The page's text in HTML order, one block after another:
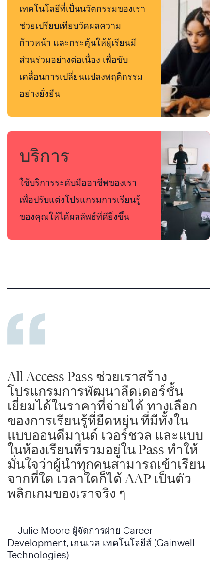
เทคโนโลยีที่เป็นนวัตกรรมของเรา
ช่วยเปรียบเทียบวัดผลความ
ก้าวหน้า และกระตุ้นให้ผู้เรียนมี
ส่วนร่วมอย่างต่อเนื่อง เพื่อขับ
เคลื่อนการเปลี่ยนแปลงพฤติกรรม
อย่างยั่งยืน
บริการ
ใช้บริการระดับมืออาชีพของเรา
เพื่อปรับแต่งโปรแกรมการเรียนรู้
ของคุณให้ได้ผลลัพธ์ที่ดียิ่งขึ้น
All Access Pass ช่วยเราสร้าง
โปรแกรมการพัฒนาลีดเดอร์ชั้น
เยี่ยมได้ในราคาที่จ่ายได้ ทางเลือก
ของการเรียนรู้ที่ยืดหยุ่น ที่มีทั้งใน
แบบออนดีมานด์ เวอร์ชวล และแบบ
ในห้องเรียนที่รวมอยู่ใน Pass ทำให้
มั่นใจว่าผู้นำทุกคนสามารถเข้าเรียน
จากที่ใด เวลาใดก็ได้ AAP เป็นตัว
พลิกเกมของเราจริง ๆ
— Julie Moore ผู้จัดการฝ่าย Career
Development, เกนเวล เทคโนโลยีส์ (Gainwell
Technologies)